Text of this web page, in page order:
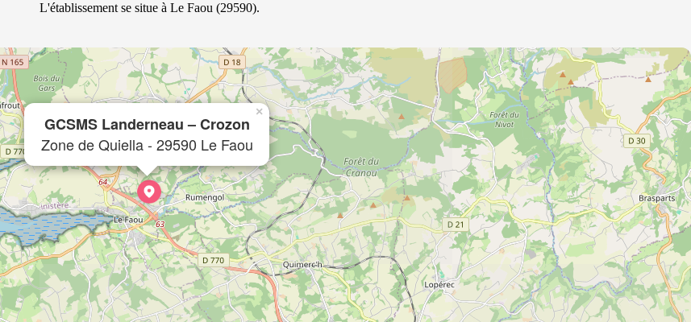
L'établissement se situe à Le Faou (29590).
GCSMS Landerneau – Crozon
Zone de Quiella - 29590 Le Faou
×